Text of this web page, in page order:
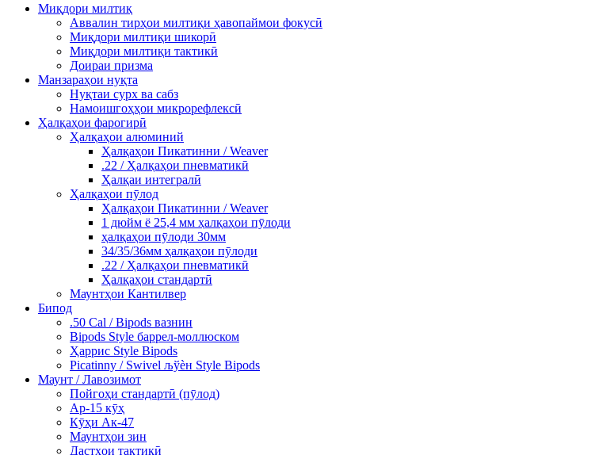
Миқдори милтиқ
Аввалин тирҳои милтиқи ҳавопаймои фокусӣ
Миқдори милтиқи шикорӣ
Миқдори милтиқи тактикӣ
Доираи призма
Манзараҳои нуқта
Нуқтаи сурх ва сабз
Намоишгоҳҳои микрорефлексӣ
Ҳалқаҳои фарогирӣ
Ҳалқаҳои алюминий
Ҳалқаҳои Пикатинни / Weaver
.22 / Ҳалқаҳои пневматикӣ
Ҳалқаи интегралӣ
Ҳалқаҳои пӯлод
Ҳалқаҳои Пикатинни / Weaver
1 дюйм ё 25,4 мм ҳалқаҳои пӯлоди
ҳалқаҳои пӯлоди 30мм
34/35/36мм ҳалқаҳои пӯлоди
.22 / Ҳалқаҳои пневматикӣ
Ҳалқаҳои стандартӣ
Маунтҳои Кантилвер
Бипод
.50 Cal / Bipods вазнин
Bipods Style баррел-моллюском
Ҳаррис Style Bipods
Picatinny / Swivel љўѐн Style Bipods
Маунт / Лавозимот
Пойгоҳи стандартӣ (пӯлод)
Ар-15 кӯҳ
Кӯҳи Ак-47
Маунтҳои зин
Дастҳои тактикӣ